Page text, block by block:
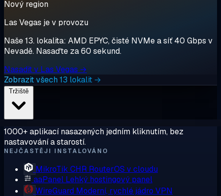
Nový region
Las Vegas je v provozu
Naše 13. lokalita: AMD EPYC, čisté NVMe a síť 40 Gbps v
Nevadě. Nasaďte za 60 sekund.
Nasadit v Las Vegas →
Zobrazit všech 13 lokalit →
1000+ aplikací nasazených jedním kliknutím, bez
nastavování a starostí.
NEJČASTĚJI INSTALOVÁNO
MikroTik CHR RouterOS v cloudu
aaPanel Lehký hostingový panel
WireGuard Moderní, rychlé jádro VPN